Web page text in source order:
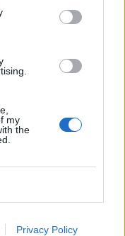
my
the
Privacy Policy
automaty.
účet na pomoc
mrtvicí